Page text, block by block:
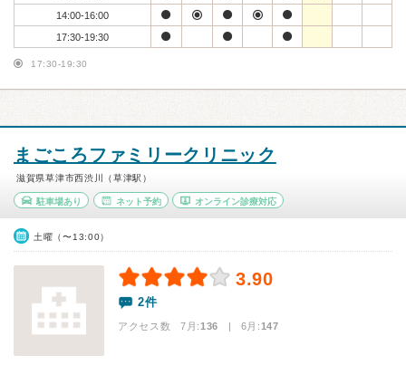
14:00-16:00
17:30-19:30
17:30-19:30
まごころファミリークリニック
滋賀県草津市西渋川（草津駅）
駐車場あり ネット予約 オンライン診療対応
土曜（〜13:00）
3.90
2件
アクセス数 7月:136 | 6月:147